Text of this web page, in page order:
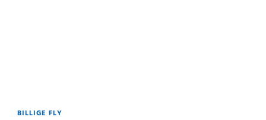
BILLIGE FLY